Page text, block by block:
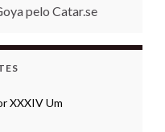
pelo Catar.se
XXXIV Um